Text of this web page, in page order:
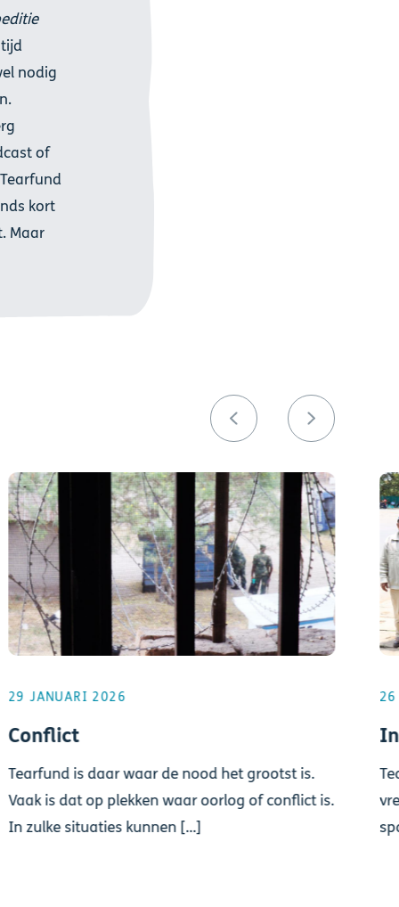
nodig
of
kort
Maar
29 JANUARI 2026
Conflict
Tearfund is daar waar de nood het grootst is.
Vaak is dat op plekken waar oorlog of conflict is.
In zulke situaties kunnen [...]
26